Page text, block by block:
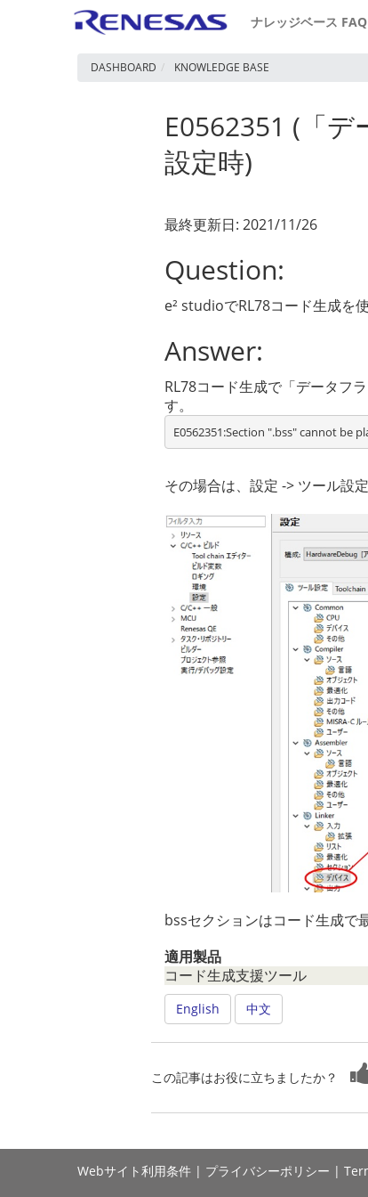
ナレッジベース FAQ
DASHBOARD KNOWLEDGE BASE
E0562351 (「
設定時)
最終更新日: 2021/11/26
Question:
e² studioでRL78コード生成を
Answer:
RL78コード生成で「データフ
す。
E0562351:Section ".bss" cannot be
その場合は、設定 -> ツール設
bssセクションはコード生成で
適用製品
コード生成支援ツール
English 中文
この記事はお役に立ちましたか？
Webサイト利用条件 | プライバシーポリシー |